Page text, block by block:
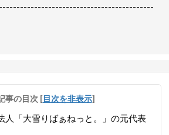
事の目次 [目次を非表示]
人「大雪りばぁねっと。」の元代表